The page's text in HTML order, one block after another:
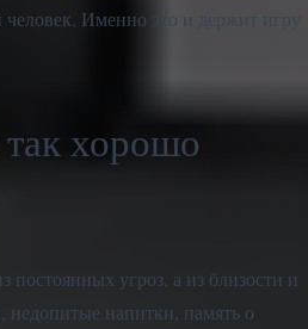
Именно это и держит игру
хорошо
постоянных угроз, а из близости и
недопитые напитки, память о